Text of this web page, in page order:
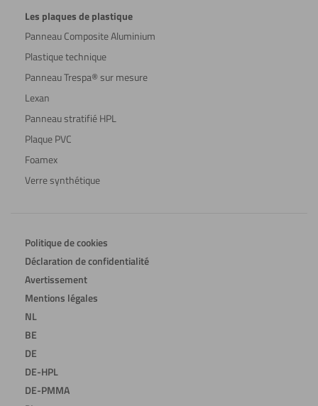
Les plaques de plastique
Panneau Composite Aluminium
Plastique technique
Panneau Trespa® sur mesure
Lexan
Panneau stratifié HPL
Plaque PVC
Foamex
Verre synthétique
Politique de cookies
Déclaration de confidentialité
Avertissement
Mentions légales
NL
BE
DE
DE-HPL
DE-PMMA